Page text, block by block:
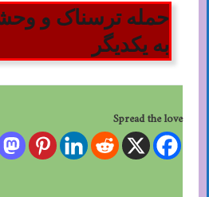
حمله ترسناک و
به یکدیگر
Spread the love